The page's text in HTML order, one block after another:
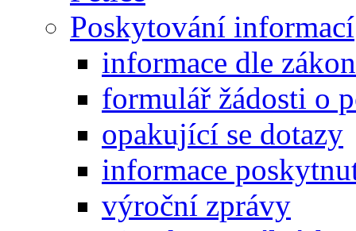
Poskytování informací
informace dle
formulář žádosti o
opakující se dotazy
informace
výroční zprávy